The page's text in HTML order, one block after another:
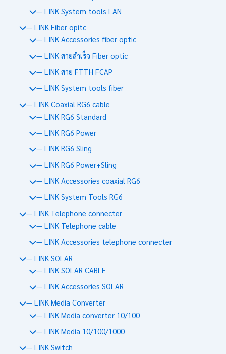
— LINK System tools LAN
— LINK Fiber opitc
— LINK Accessories fiber optic
— LINK สายสำเร็จ Fiber optic
— LINK สาย FTTH FCAP
— LINK System tools fiber
— LINK Coaxial RG6 cable
— LINK RG6 Standard
— LINK RG6 Power
— LINK RG6 Sling
— LINK RG6 Power+Sling
— LINK Accessories coaxial RG6
— LINK System Tools RG6
— LINK Telephone connecter
— LINK Telephone cable
— LINK Accessories telephone connecter
— LINK SOLAR
— LINK SOLAR CABLE
— LINK Accessories SOLAR
— LINK Media Converter
— LINK Media converter 10/100
— LINK Media 10/100/1000
— LINK Switch